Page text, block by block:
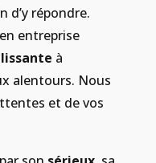
d’y répondre.
entreprise
à
alentours. Nous
et de vos